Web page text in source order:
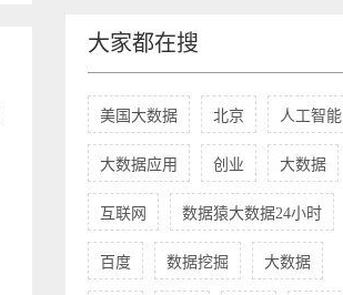
大家都在搜
美国大数据 北京 人工智能
大数据应用 创业 大数据
互联网 数据猿大数据24小时
百度 数据挖掘 大数据